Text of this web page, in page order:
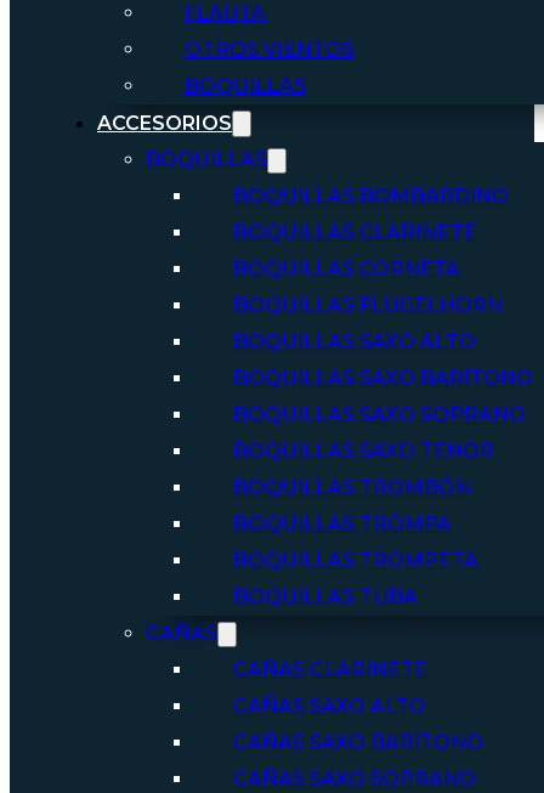
FLAUTA
OTROS VIENTOS
BOQUILLAS
ACCESORIOS
BOQUILLAS
BOQUILLAS BOMBARDINO
BOQUILLAS CLARINETE
BOQUILLAS CORNETA
BOQUILLAS FLUGELHORN
BOQUILLAS SAXO ALTO
BOQUILLAS SAXO BARÍTONO
BOQUILLAS SAXO SOPRANO
BOQUILLAS SAXO TENOR
BOQUILLAS TROMBÓN
BOQUILLAS TROMPA
BOQUILLAS TROMPETA
BOQUILLAS TUBA
CAÑAS
CAÑAS CLARINETE
CAÑAS SAXO ALTO
CAÑAS SAXO BARÍTONO
CAÑAS SAXO SOPRANO